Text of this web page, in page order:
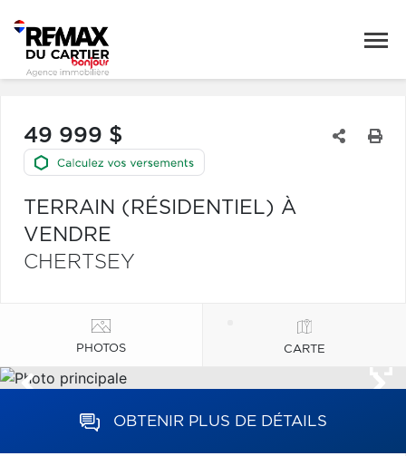
49 999 $
TERRAIN (RÉSIDENTIEL) À
VENDRE
CHERTSEY
PHOTOS CARTE
OBTENIR PLUS DE DÉTAILS